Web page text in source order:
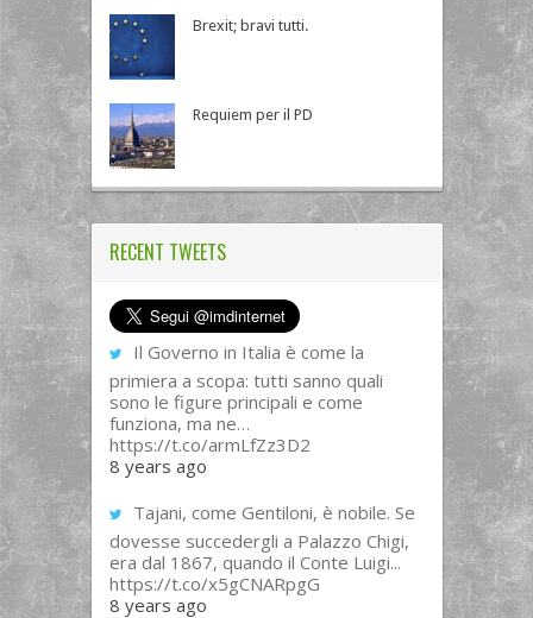
Brexit; bravi tutti.
Requiem per il PD
RECENT TWEETS
Il Governo in Italia è come la
primiera a scopa: tutti sanno quali
sono le figure principali e come
funziona, ma ne…
https://t.co/armLfZz3D2
8 years ago
Tajani, come Gentiloni, è nobile. Se
dovesse succedergli a Palazzo Chigi,
era dal 1867, quando il Conte Luigi...
https://t.co/x5gCNARpgG
8 years ago